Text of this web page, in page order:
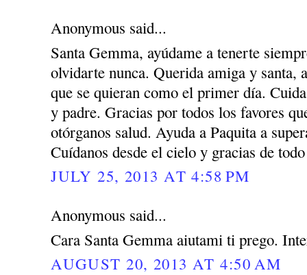
Anonymous said...
Santa Gemma, ayúdame a tenerte
olvidarte nunca. Querida amiga y santa,
que se quieran como el primer día.
y padre. Gracias por todos los favores
otórganos salud. Ayuda a Paquita a
Cuídanos desde el cielo y gracias de
JULY 25, 2013 AT 4:58 PM
Anonymous said...
Cara Santa Gemma aiutami ti prego.
AUGUST 20, 2013 AT 4:50 AM